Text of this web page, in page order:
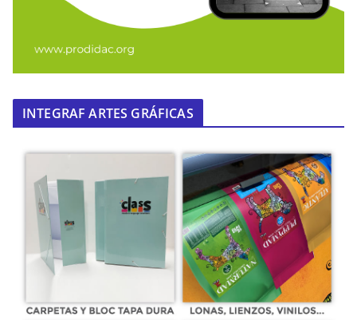
INTEGRAF ARTES GRÁFICAS